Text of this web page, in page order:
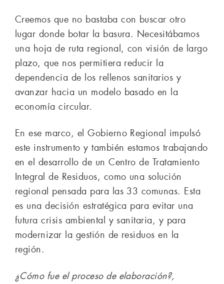
Creemos que no bastaba con buscar otro
lugar donde botar la basura. Necesitábamos
una hoja de ruta regional, con visión de largo
plazo, que nos permitiera reducir la
dependencia de los rellenos sanitarios y
avanzar hacia un modelo basado en la
economía circular.
En ese marco, el Gobierno Regional impulsó
este instrumento y también estamos trabajando
en el desarrollo de un Centro de Tratamiento
Integral de Residuos, como una solución
regional pensada para las 33 comunas. Esta
es una decisión estratégica para evitar una
futura crisis ambiental y sanitaria, y para
modernizar la gestión de residuos en la
región.
¿Cómo fue el proceso de elaboración?,